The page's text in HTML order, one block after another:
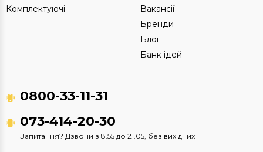
Комплектуючі
Вакансії
Бренди
Блог
Банк ідей
0800-33-11-31
073-414-20-30
Запитання? Дзвони з 8.55 до 21.05, без вихідних